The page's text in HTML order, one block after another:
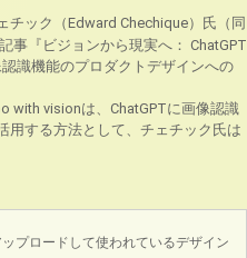
チック（Edward Chechique）氏（同
事『ビジョンから現実へ： ChatGPT
識機能のプロダクトデザインへの
with visionは、ChatGPTに画像認識
用する方法として、チェチック氏は
プロードして使われているデザイン